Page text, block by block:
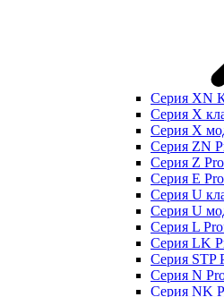
Серия XN
Серия Х
Серия Х
Серия ZN
Серия Z
Серия Е
Серия U
Серия U
Серия L
Серия LK
Серия STP
Cерия N
Серия NK